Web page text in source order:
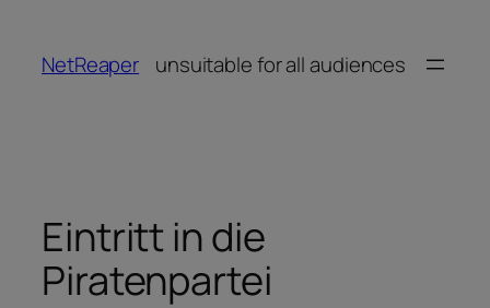
springen
NetReaper unsuitable for all audiences
Eintritt in die
Piratenpartei